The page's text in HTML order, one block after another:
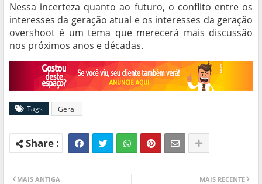
Nessa incerteza quanto ao futuro, o conflito entre os
interesses da geração atual e os interesses da geração
overshoot é um tema que merecerá mais discussão
nos próximos anos e décadas.
Tags Geral
MAIS RECENTE
MAIS ANTIGA